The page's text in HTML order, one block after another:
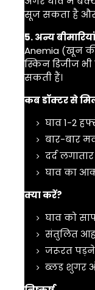
सूज सकता है
5. अन्य बीमारियां
Anemia (खून
स्किन डिजीज
सकती हैं।
कब डॉक्टर से
घाव 1-2
बार-बार
दर्द
घाव का
क्या करें?
घाव को
संतुलित
जरूरत पड़ने
ब्लड शुगर